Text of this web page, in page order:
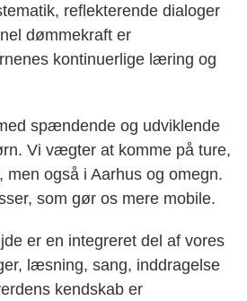
reflekterende dialoger
dømmekraft er
kontinuerlige læring og
spændende og udviklende
Vi vægter at komme på ture,
men også i Aarhus og omegn.
som gør os mere mobile.
er en integreret del af vores
læsning, sang, inddragelse
kendskab er